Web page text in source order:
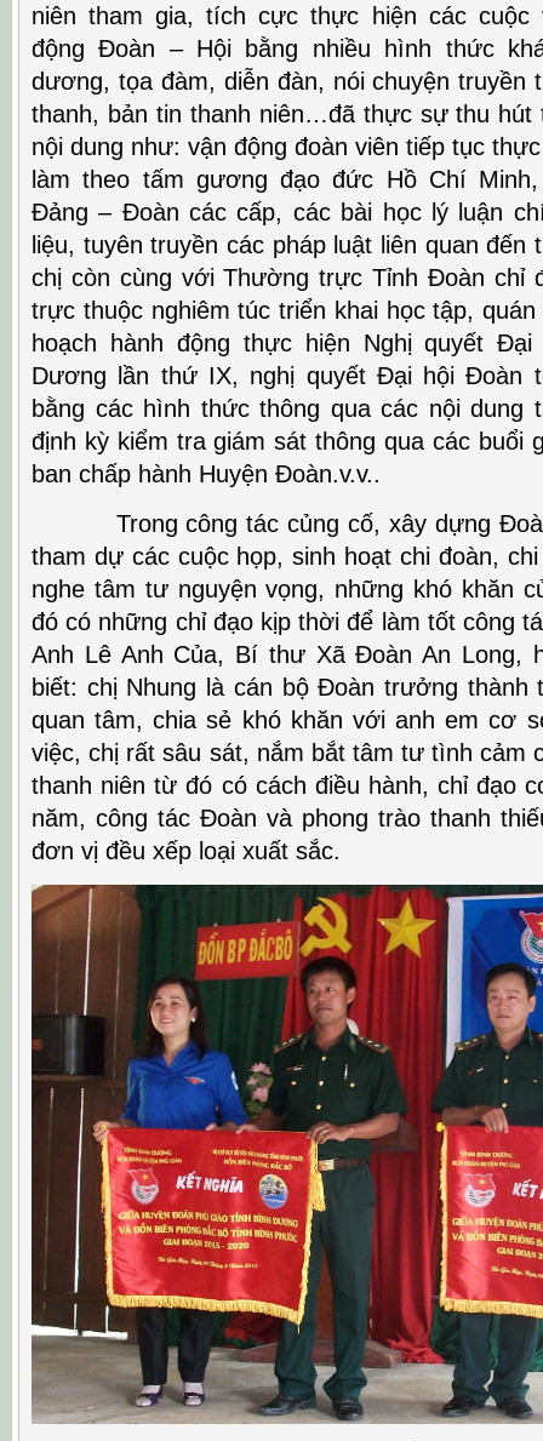
niên tham gia, tích cực thực hiện các cuộc
động Đoàn – Hội bằng nhiều hình thức
dương, tọa đàm, diễn đàn, nói chuyện truyền
thanh, bản tin thanh niên…đã thực sự thu hút
nội dung như: vận động đoàn viên tiếp tục
làm theo tấm gương đạo đức Hồ Chí
Đảng – Đoàn các cấp, các bài học lý luận
liệu, tuyên truyền các pháp luật liên quan đến
chị còn cùng với Thường trực Tỉnh Đoàn chỉ
trực thuộc nghiêm túc triển khai học tập,
hoạch hành động thực hiện Nghị quyết
Dương lần thứ IX, nghị quyết Đại hội Đoàn
bằng các hình thức thông qua các nội dung
định kỳ kiểm tra giám sát thông qua các buổi
ban chấp hành Huyện Đoàn.v.v..
Trong công tác củng cố, xây dựng
tham dự các cuộc họp, sinh hoạt chi đoàn,
nghe tâm tư nguyện vọng, những khó khăn
đó có những chỉ đạo kịp thời để làm tốt công
Anh Lê Anh Của, Bí thư Xã Đoàn An Long,
biết: chị Nhung là cán bộ Đoàn trưởng
quan tâm, chia sẻ khó khăn với anh em cơ
việc, chị rất sâu sát, nắm bắt tâm tư tình cảm
thanh niên từ đó có cách điều hành, chỉ đạo
năm, công tác Đoàn và phong trào thanh
đơn vị đều xếp loại xuất sắc.